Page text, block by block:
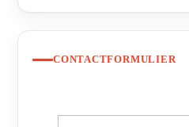
CONTACTFORMULIER